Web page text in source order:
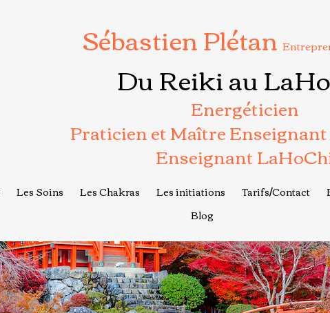
Sébastien Plétan
Du Reiki au
Energéticien
Praticien et Maître
Enseignant
Les Soins Les Chakras Les initiations Tarifs/Contact
Blog